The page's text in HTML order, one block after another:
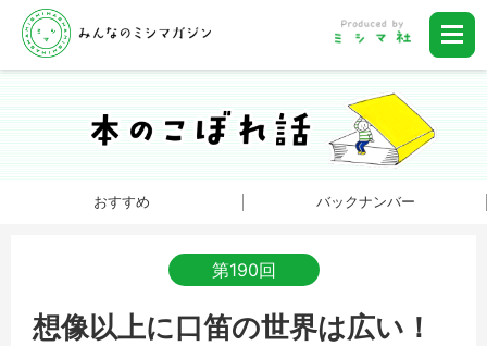
おすすめ バックナンバー
第190回
想像以上に口笛の世界は広い！